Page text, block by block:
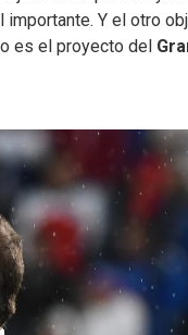
Y el otro
es el proyecto del